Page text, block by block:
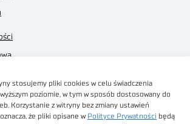
stosujemy pliki cookies w celu świadczenia
poziomie, w tym w sposób dostosowany do
Korzystanie z witryny bez zmiany ustawień
że pliki opisane w Polityce Prywatności będą